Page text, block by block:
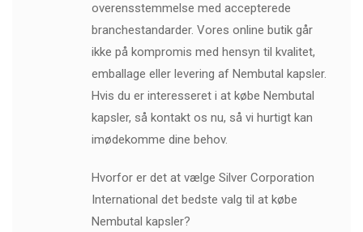
overensstemmelse med accepterede
branchestandarder. Vores online butik går
ikke på kompromis med hensyn til kvalitet,
emballage eller levering af Nembutal kapsler.
Hvis du er interesseret i at købe Nembutal
kapsler, så kontakt os nu, så vi hurtigt kan
imødekomme dine behov.
Hvorfor er det at vælge Silver Corporation
International det bedste valg til at købe
Nembutal kapsler?